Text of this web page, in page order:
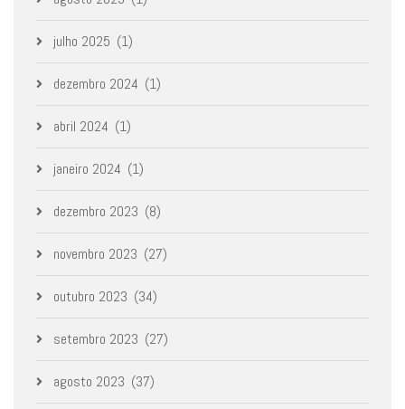
julho 2025 (1)
dezembro 2024 (1)
abril 2024 (1)
janeiro 2024 (1)
dezembro 2023 (8)
novembro 2023 (27)
outubro 2023 (34)
setembro 2023 (27)
agosto 2023 (37)